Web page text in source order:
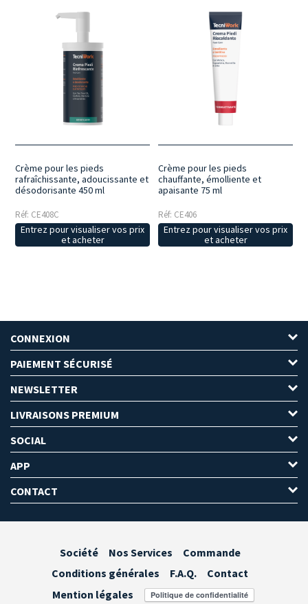
Crème pour les pieds
rafraîchissante, adoucissante et
désodorisante 450 ml
Réf: CE408C
Entrez pour visualiser vos prix
et acheter
Crème pour les pieds
chauffante, émolliente et
apaisante 75 ml
Réf: CE406
Entrez pour visualiser vos prix
et acheter
CONNEXION
PAIEMENT SÉCURISÉ
NEWSLETTER
LIVRAISONS PREMIUM
SOCIAL
APP
CONTACT
Société Nos Services
Commande
Conditions générales
F.A.Q.
Contact
Mention légales